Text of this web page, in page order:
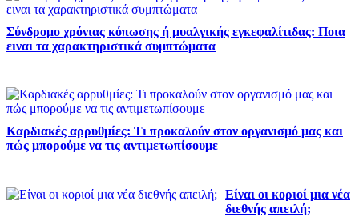
Σύνδρομο χρόνιας κόπωσης ή μυαλγικής εγκεφαλίτιδας: Ποια
ειναι τα χαρακτηριστικά συμπτώματα
Καρδιακές αρρυθμίες: Τι προκαλούν στον οργανισμό μας και
πώς μπορούμε να τις αντιμετωπίσουμε
Είναι οι κοριοί μια νέα
διεθνής απειλή;